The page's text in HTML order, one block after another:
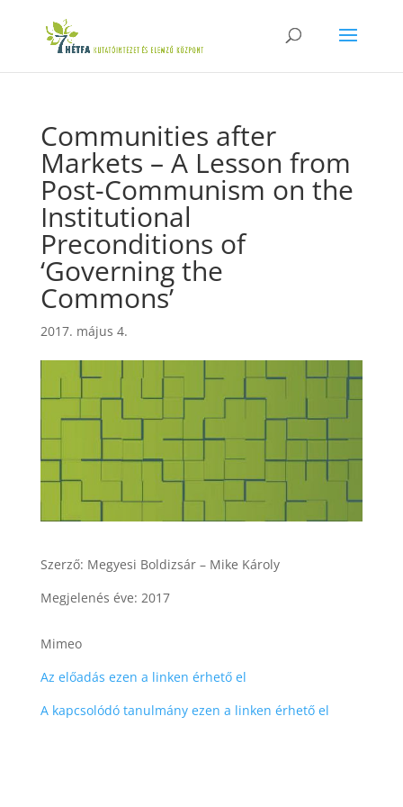
Communities after
Markets – A Lesson from
Post-Communism on the
Institutional
Preconditions of
‘Governing the
Commons’
2017. május 4.
Szerző: Megyesi Boldizsár – Mike Károly
Megjelenés éve: 2017
Mimeo
Az előadás ezen a linken érhető el
A kapcsolódó tanulmány ezen a linken érhető el